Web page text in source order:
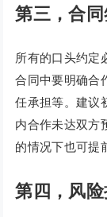
第三，合
所有的口头约定
合同中要明确合
任承担等。建议
内合作未达双方
的情况下也可提
第四，风